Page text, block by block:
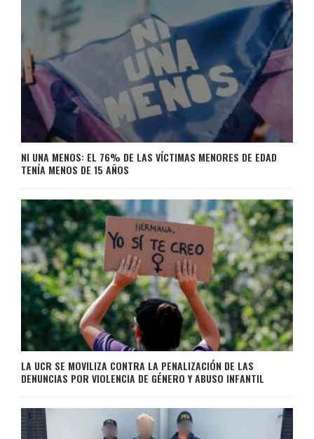
NI UNA MENOS: EL 76% DE LAS VÍCTIMAS MENORES DE EDAD
TENÍA MENOS DE 15 AÑOS
LA UCR SE MOVILIZA CONTRA LA PENALIZACIÓN DE LAS
DENUNCIAS POR VIOLENCIA DE GÉNERO Y ABUSO INFANTIL